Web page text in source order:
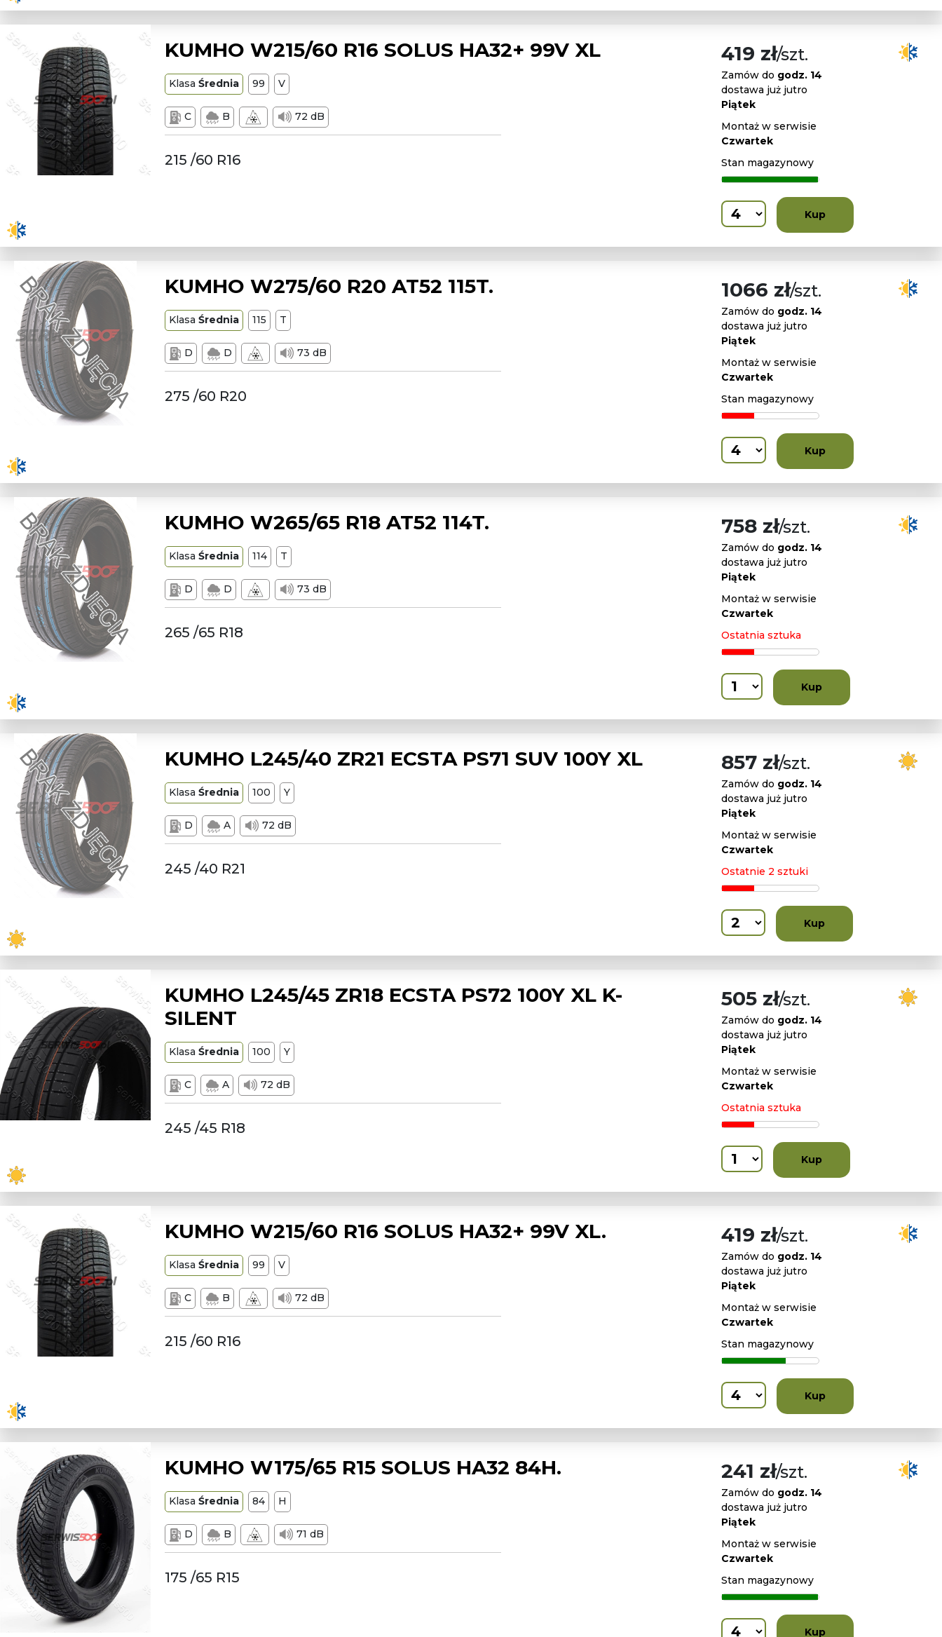
KUMHO W215/60 R16 SOLUS HA32+ 99V XL
Klasa Średnia 99 V
C B 72 dB
215 /60 R16
419 zł/szt.
Zamów do godz. 14
dostawa już jutro
Piątek
Montaż w serwisie
Czwartek
Stan magazynowy
Kup
KUMHO W275/60 R20 AT52 115T.
Klasa Średnia 115 T
D D 73 dB
275 /60 R20
1066 zł/szt.
Zamów do godz. 14
dostawa już jutro
Piątek
Montaż w serwisie
Czwartek
Stan magazynowy
Kup
KUMHO W265/65 R18 AT52 114T.
Klasa Średnia 114 T
D D 73 dB
265 /65 R18
758 zł/szt.
Zamów do godz. 14
dostawa już jutro
Piątek
Montaż w serwisie
Czwartek
Ostatnia sztuka
Kup
KUMHO L245/40 ZR21 ECSTA PS71 SUV 100Y XL
Klasa Średnia 100 Y
D A 72 dB
245 /40 R21
857 zł/szt.
Zamów do godz. 14
dostawa już jutro
Piątek
Montaż w serwisie
Czwartek
Ostatnie 2 sztuki
Kup
KUMHO L245/45 ZR18 ECSTA PS72 100Y XL K-
SILENT
Klasa Średnia 100 Y
C A 72 dB
245 /45 R18
505 zł/szt.
Zamów do godz. 14
dostawa już jutro
Piątek
Montaż w serwisie
Czwartek
Ostatnia sztuka
Kup
KUMHO W215/60 R16 SOLUS HA32+ 99V XL.
Klasa Średnia 99 V
C B 72 dB
215 /60 R16
419 zł/szt.
Zamów do godz. 14
dostawa już jutro
Piątek
Montaż w serwisie
Czwartek
Stan magazynowy
Kup
KUMHO W175/65 R15 SOLUS HA32 84H.
Klasa Średnia 84 H
D B 71 dB
175 /65 R15
241 zł/szt.
Zamów do godz. 14
dostawa już jutro
Piątek
Montaż w serwisie
Czwartek
Stan magazynowy
Kup